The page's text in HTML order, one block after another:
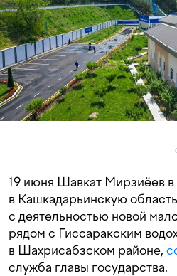
19 июня Шавкат Мирзиёев в
в Кашкадарьинскую
с деятельностью новой
рядом с Гиссаракским
в Шахрисабзском районе,
служба главы государства.